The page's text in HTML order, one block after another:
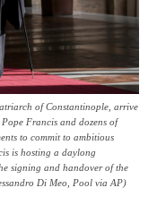
of Constantinople, arrive
Francis and dozens of
to commit to ambitious
is hosting a daylong
signing and handover of the
Di Meo, Pool via AP)